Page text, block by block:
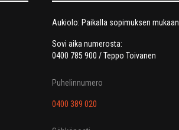
Aukiolo: Paikalla sopimuksen mukaan.
Sovi aika numerosta:
0400 785 900 / Teppo Toivanen
Puhelinnumero
0400 389 020